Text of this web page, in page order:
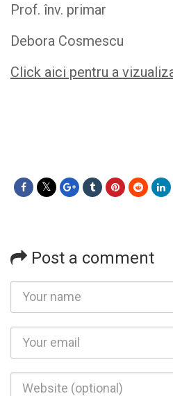
Prof. înv. primar
Debora Cosmescu
Click aici pentru a
Post a comment